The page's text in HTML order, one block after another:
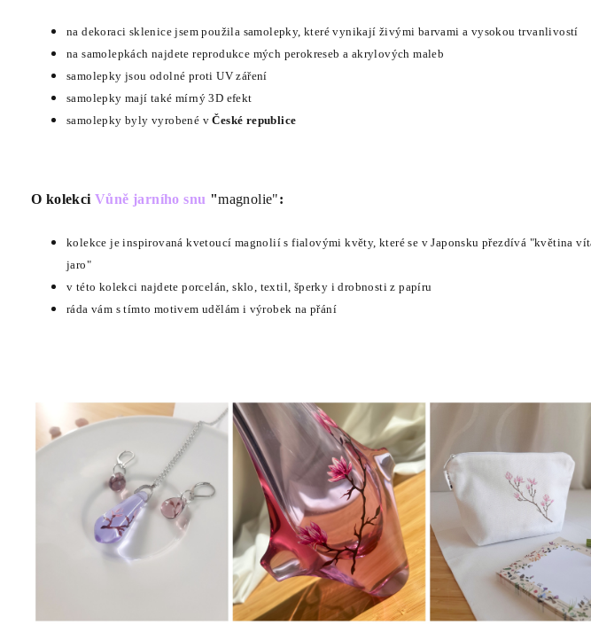
na dekoraci sklenice jsem použila samolepky, které vynikají živými barvami a vysokou trvanlivostí
na samolepkách najdete reprodukce mých perokreseb a akrylových maleb
samolepky jsou odolné proti UV záření
samolepky mají také mírný 3D efekt
samolepky byly vyrobené vČeské republice
O kolekciVůně jarního snu "magnolie":
kolekce je inspirovaná kvetoucí magnolií s fialovými květy, které se v Japonsku přezdívá "květina
jaro"
v této kolekci najdete porcelán, sklo, textil, šperky i drobnosti z papíru
ráda vám s tímto motivem udělám i výrobek na přání